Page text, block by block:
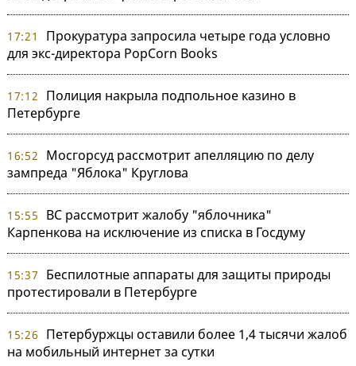
17:21
Прокуратура запросила четыре года условно
для экс-директора PopCorn Books
17:12
Полиция накрыла подпольное казино в
Петербурге
16:52
Мосгорсуд рассмотрит апелляцию по делу
зампреда "Яблока" Круглова
15:55
ВС рассмотрит жалобу "яблочника"
Карпенкова на исключение из списка в Госдуму
15:37
Беспилотные аппараты для защиты природы
протестировали в Петербурге
15:26
Петербуржцы оставили более 1,4 тысячи жалоб
на мобильный интернет за сутки